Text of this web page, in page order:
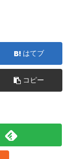
はてブ
コピー